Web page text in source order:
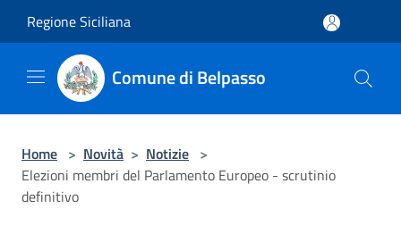
Regione Siciliana
Comune di Belpasso
Home > Novità > Notizie >
Elezioni membri del Parlamento Europeo - scrutinio
definitivo